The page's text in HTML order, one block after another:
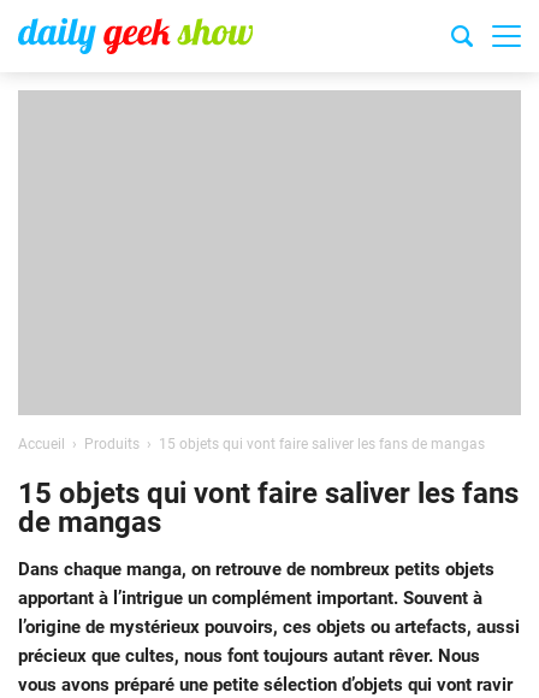
Accueil Produits 15 objets qui vont faire saliver les fans de mangas
15 objets qui vont faire saliver les fans
de mangas
Dans chaque manga, on retrouve de nombreux petits objets
apportant à l’intrigue un complément important. Souvent à
l’origine de mystérieux pouvoirs, ces objets ou artefacts, aussi
précieux que cultes, nous font toujours autant rêver. Nous
vous avons préparé une petite sélection d’objets qui vont ravir